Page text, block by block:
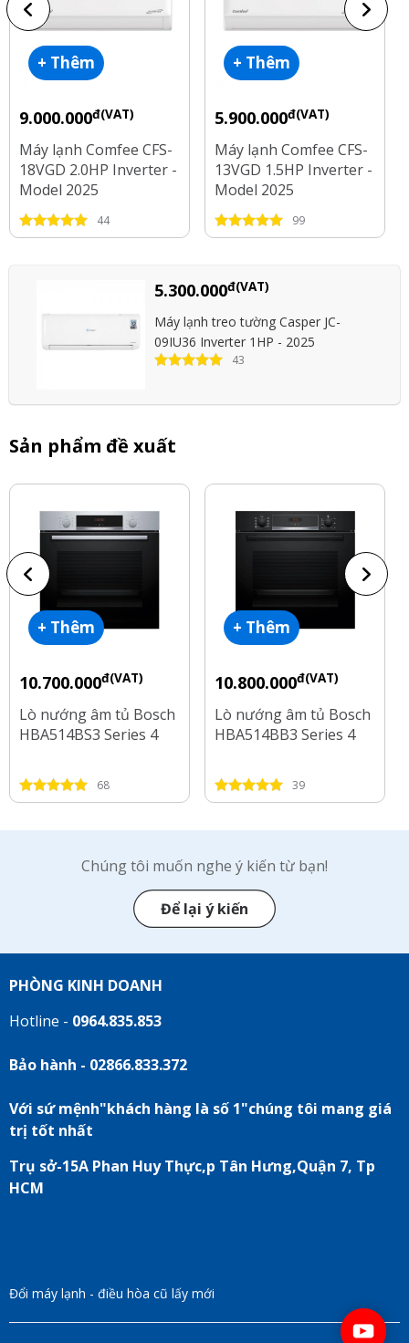
+ Thêm
9.000.000đ(VAT)
Máy lạnh Comfee CFS-
18VGD 2.0HP Inverter -
Model 2025
44
+ Thêm
5.900.000đ(VAT)
Máy lạnh Comfee CFS-
13VGD 1.5HP Inverter -
Model 2025
99
5.300.000đ(VAT)
Máy lạnh treo tường Casper JC-
09IU36 Inverter 1HP - 2025
43
Sản phẩm đề xuất
+ Thêm
10.700.000đ(VAT)
Lò nướng âm tủ Bosch
HBA514BS3 Series 4
68
+ Thêm
10.800.000đ(VAT)
Lò nướng âm tủ Bosch
HBA514BB3 Series 4
39
Chúng tôi muốn nghe ý kiến từ bạn!
Để lại ý kiến
PHÒNG KINH DOANH
Hotline - 0964.835.853
Bảo hành - 02866.833.372
Với sứ mệnh"khách hàng là số 1"chúng tôi mang giá
trị tốt nhất
Trụ sở-15A Phan Huy Thực,p Tân Hưng,Quận 7, Tp
HCM
Đổi máy lạnh - điều hòa cũ lấy mới